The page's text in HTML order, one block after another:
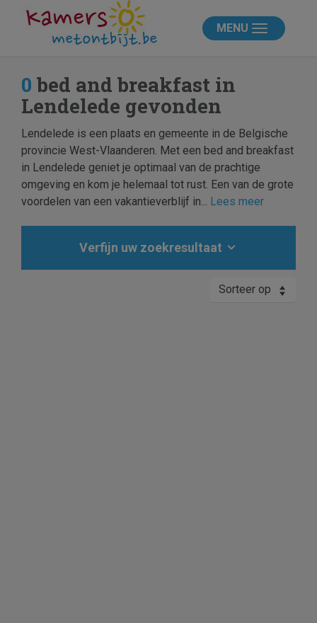
MENU
0 bed and breakfast in
Lendelede gevonden
Lendelede is een plaats en gemeente in de Belgische
provincie West-Vlaanderen. Met een bed and breakfast
in Lendelede geniet je optimaal van de prachtige
omgeving en kom je helemaal tot rust. Een van de grote
voordelen van een vakantieverblijf in... Lees meer
Verfijn uw zoekresultaat
Sorteer op